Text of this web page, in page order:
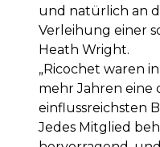
und natürlich an
Verleihung einer
Heath Wright.
„Ricochet waren
mehr Jahren eine
einflussreichsten
Jedes Mitglied